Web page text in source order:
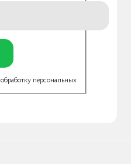
обработку персональных